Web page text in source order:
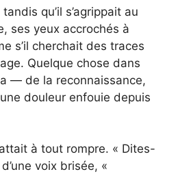
qu’il s’agrippait au
ses yeux accrochés à
s’il cherchait des traces
Quelque chose dans
— de la reconnaissance,
douleur enfouie depuis
à tout rompre. « Dites-
voix brisée, «